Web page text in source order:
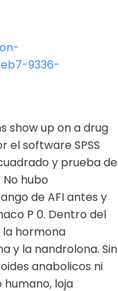
9336-
show up on a drug
el software SPSS
y prueba de
hubo
de AFI antes y
P 0. Dentro del
hormona
y la nandrolona. Sin
anabolicos ni
loja